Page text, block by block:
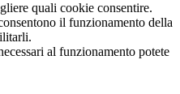
quali cookie consentire.
il funzionamento della
al funzionamento potete